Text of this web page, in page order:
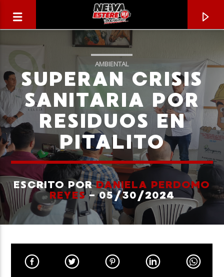
CANCIÓN ACTUAL
TÍTULO
ARTISTA
AMBIENTAL
SUPERAN CRISIS
SANITARIA POR
RESIDUOS EN
PITALITO
ESCRITO PORDANIELA PERDOMO
REYES- 05/30/2024